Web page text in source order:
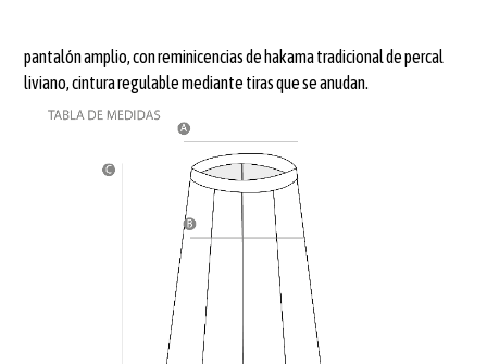
pantalón amplio, con reminicencias de hakama tradicional de percal
liviano, cintura regulable mediante tiras que se anudan.